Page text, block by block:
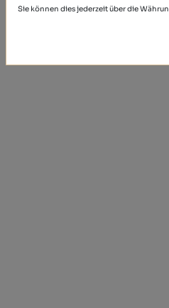
Sie können dies jederzeit über die